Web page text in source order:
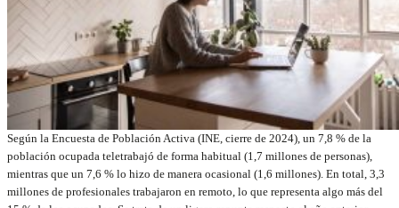
Según la Encuesta de Población Activa (INE, cierre de 2024), un 7,8 % de la
población ocupada teletrabajó de forma habitual (1,7 millones de personas),
mientras que un 7,6 % lo hizo de manera ocasional (1,6 millones). En total, 3,3
millones de profesionales trabajaron en remoto, lo que representa algo más del